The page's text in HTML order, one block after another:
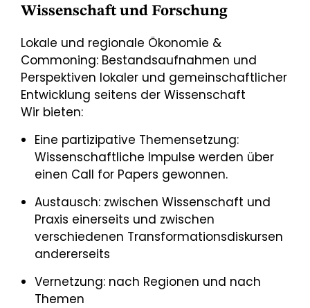
Wissenschaft und Forschung
Lokale und regionale Ökonomie &
Commoning: Bestandsaufnahmen und
Perspektiven lokaler und gemeinschaftlicher
Entwicklung seitens der Wissenschaft
Wir bieten:
Eine partizipative Themensetzung:
Wissenschaftliche Impulse werden über
einen Call for Papers gewonnen.
Austausch: zwischen Wissenschaft und
Praxis einerseits und zwischen
verschiedenen Transformationsdiskursen
andererseits
Vernetzung: nach Regionen und nach
Themen